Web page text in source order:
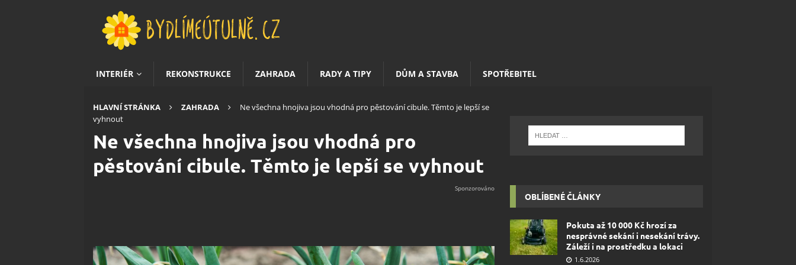
INTERIÉR REKONSTRUKCE ZAHRADA RADY A TIPY DŮM A STAVBA SPOTŘEBITEL
HLAVNÍ STRÁNKA ZAHRADA
Ne všechna hnojiva jsou vhodná pro pěstování cibule. Těmto je lepší se
vyhnout
Ne všechna hnojiva jsou vhodná pro
pěstování cibule. Těmto je lepší se vyhnout
OBLÍBENÉ ČLÁNKY
Pokuta až 10 000 Kč hrozí za
nesprávné sekání i nesekání trávy.
Záleží i na prostředku a lokaci
1.6.2026